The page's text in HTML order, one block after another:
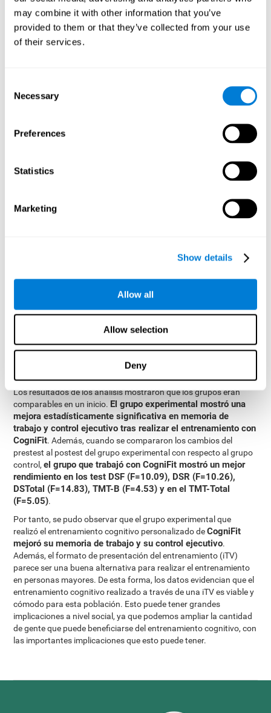
may combine it with other information that you’ve
provided to them or that they’ve collected from your use
of their services.
Selection
Necessary
Preferences
Statistics
Marketing
Show details
Allow all
Allow selection
Deny
participantes una serie de test y cuestionarios:
TONI-3(Test of non-verbal intelligence, tercera edición), que
mide la inteligencia no verbal.
(Digit Span) directos (DSF) e indirectos (DSR), que mide
memoria de trabajo.
Mundial de la Salud), que se usa para detectar depresión, y
da una puntuación subjetiva acerca del bienestar físico y
Una escala acerca de la
comodidad de uso de las iTV(iTV
Se empleó el SPSS 17.0 para analizar los datos. Para determinar
y las pruebas Chi-Cuadrado. Para medir las diferencias
mixtos de medidas repetidas, con un modelo independiente para
cada variable. Todo esto hizo posible medir:
Las diferencias iniciales entre los dos grupos.
Las diferencias entre el Pretest y el Postest en cada grupo.
Las diferencias entre ambos grupos.
Resultados y conclusiones
Los resultados de los análisis mostraron que los grupos eran
comparables en un inicio. El grupo experimental mostró una
mejora estadísticamente significativa en memoria de
trabajo y control ejecutivo tras realizar el entrenamiento con
CogniFit. Además, cuando se compararon los cambios del
prestest al postest del grupo experimental con respecto al grupo
control,el grupo que trabajó con CogniFit mostró un mejor
rendimiento en los test DSF (F=10.09), DSR (F=10.26),
DSTotal (F=14.83), TMT-B (F=4.53) y en el TMT-Total
(F=5.05).
Por tanto, se pudo observar que el grupo experimental que
realizó el entrenamiento cognitivo personalizado deCogniFit
mejoró su memoria de trabajo y su control ejecutivo.
Además, el formato de presentación del entrenamiento (iTV)
parece ser una buena alternativa para realizar el entrenamiento
en personas mayores. De esta forma, los datos evidencian que el
entrenamiento cognitivo realizado a través de una iTV es viable y
cómodo para esta población. Esto puede tener grandes
implicaciones a nivel social, ya que podemos ampliar la cantidad
de gente que puede beneficiarse del entrenamiento cognitivo, con
las importantes implicaciones que esto puede tener.